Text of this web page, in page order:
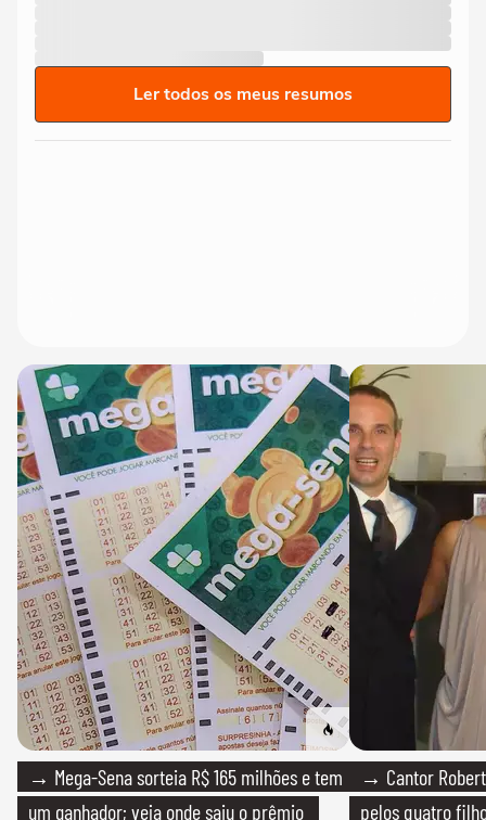
Ler todos os meus resumos
→ Mega-Sena sorteia R$ 165 milhões e tem
um ganhador; veja onde saiu o prêmio
→ Cantor
pelos quatro